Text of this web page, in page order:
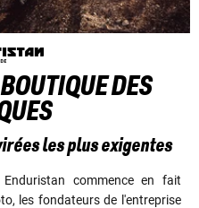
DES
les plus exigentes
commence en fait
les fondateurs de l'entreprise